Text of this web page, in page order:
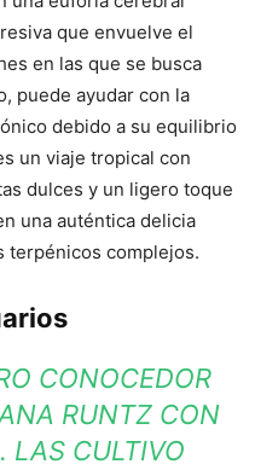
que envuelve el
en las que se busca
puede ayudar con la
debido a su equilibrio
un viaje tropical con
dulces y un ligero toque
una auténtica delicia
terpénicos complejos.
CONOCEDOR
RUNTZ CON
LAS CULTIVO